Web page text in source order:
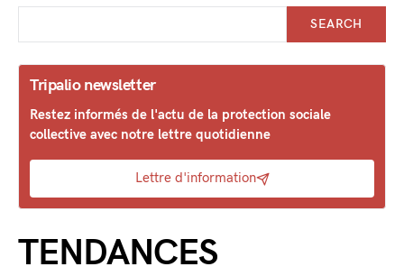
SEARCH
Tripalio newsletter
Restez informés de l'actu de la protection sociale
collective avec notre lettre quotidienne
Lettre d'information
TENDANCES